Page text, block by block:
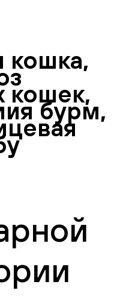
кошка,
кошек,
бурм,